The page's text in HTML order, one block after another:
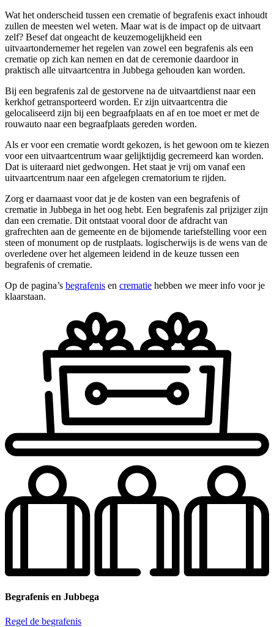
Wat het onderscheid tussen een crematie of begrafenis exact inhoudt
zullen de meesten wel weten. Maar wat is de impact op de uitvaart
zelf? Besef dat ongeacht de keuzemogelijkheid een
uitvaartondernemer het regelen van zowel een begrafenis als een
crematie op zich kan nemen en dat de ceremonie daardoor in
praktisch alle uitvaartcentra in Jubbega gehouden kan worden.
Bij een begrafenis zal de gestorvene na de uitvaartdienst naar een
kerkhof getransporteerd worden. Er zijn uitvaartcentra die
gelocaliseerd zijn bij een begraafplaats en af en toe moet er met de
rouwauto naar een begraafplaats gereden worden.
Als er voor een crematie wordt gekozen, is het gewoon om te kiezen
voor een uitvaartcentrum waar gelijktijdig gecremeerd kan worden.
Dat is uiteraard niet gedwongen. Het staat je vrij om vanaf een
uitvaartcentrum naar een afgelegen crematorium te rijden.
Zorg er daarnaast voor dat je de kosten van een begrafenis of
crematie in Jubbega in het oog hebt. Een begrafenis zal prijziger zijn
dan een crematie. Dit ontstaat vooral door de afdracht van
grafrechten aan de gemeente en de bijomende tariefstelling voor een
steen of monument op de rustplaats. logischerwijs is de wens van de
overledene over het algemeen leidend in de keuze tussen een
begrafenis of crematie.
Op de pagina’s begrafenis en crematie hebben we meer info voor je
klaarstaan.
Begrafenis en Jubbega
Regel de begrafenis